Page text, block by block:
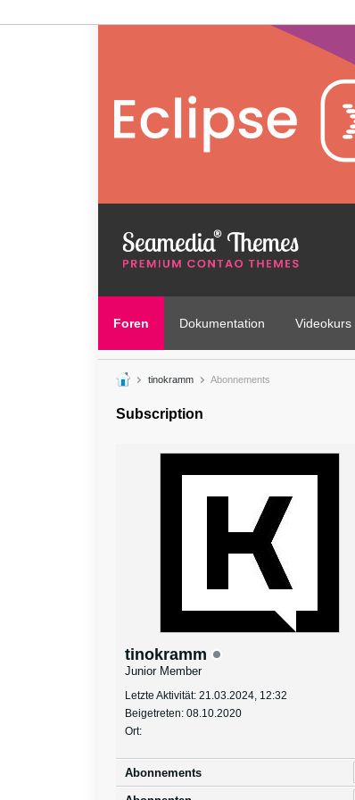
Foren Dokumentation Videokurs
tinokramm Abonnements
Subscription
tinokramm
Junior Member
Letzte Aktivität: 21.03.2024, 12:32
Beigetreten: 08.10.2020
Ort:
Abonnements